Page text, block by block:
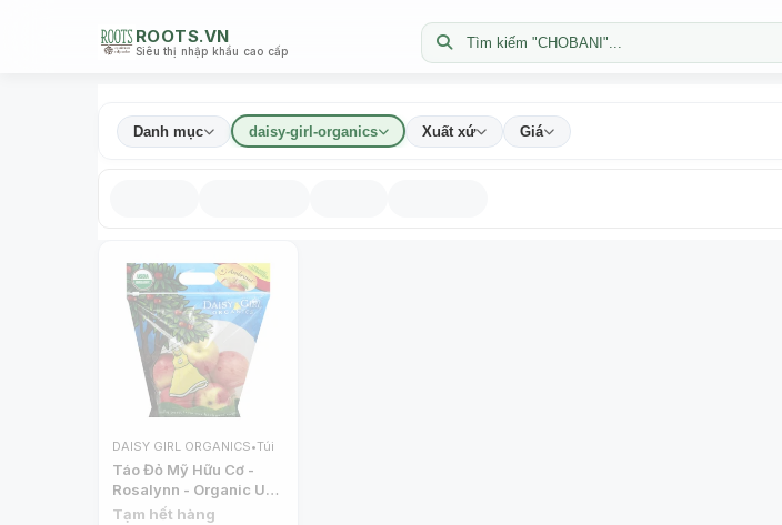
ROOTS.VN
Siêu thị nhập khẩu cao cấp
Tìm kiếm "CHOBANI"...
Danh mục daisy-girl-organics Xuất xứ Giá
DAISY GIRL ORGANICS•Túi
Táo Đỏ Mỹ Hữu Cơ -
Rosalynn - Organic US
Red Apples (900g) -
Tạm hết hàng